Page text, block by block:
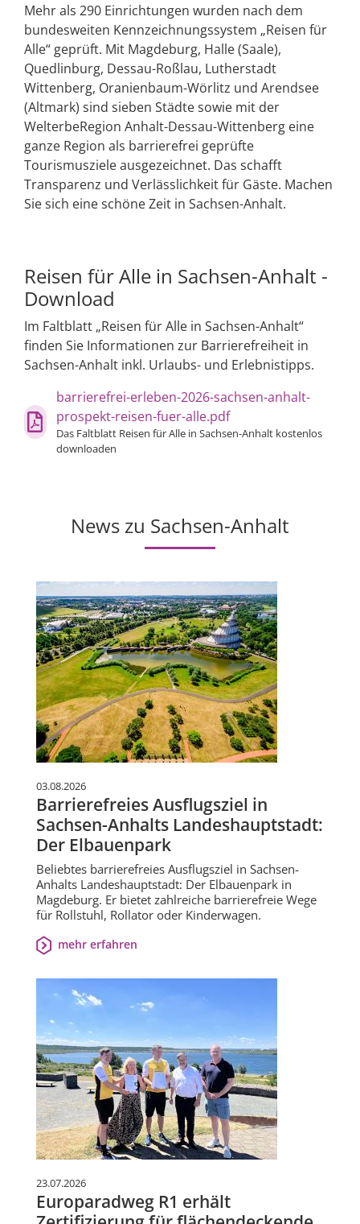
Mehr als 290 Einrichtungen wurden nach dem
bundesweiten Kennzeichnungssystem „Reisen für
Alle“ geprüft. Mit Magdeburg, Halle (Saale),
Quedlinburg, Dessau-Roßlau, Lutherstadt
Wittenberg, Oranienbaum-Wörlitz und Arendsee
(Altmark) sind sieben Städte sowie mit der
WelterbeRegion Anhalt-Dessau-Wittenberg eine
ganze Region als barrierefrei geprüfte
Tourismusziele ausgezeichnet. Das schafft
Transparenz und Verlässlichkeit für Gäste. Machen
Sie sich eine schöne Zeit in Sachsen-Anhalt.
Reisen für Alle in Sachsen-Anhalt -
Download
Im Faltblatt „Reisen für Alle in Sachsen-Anhalt“
finden Sie Informationen zur Barrierefreiheit in
Sachsen-Anhalt inkl. Urlaubs- und Erlebnistipps.
barrierefrei-erleben-2026-sachsen-anhalt-
prospekt-reisen-fuer-alle.pdf
Das Faltblatt Reisen für Alle in Sachsen-Anhalt kostenlos
downloaden
News zu Sachsen-Anhalt
03.08.2026
Barrierefreies Ausflugsziel in
Sachsen-Anhalts Landeshauptstadt:
Der Elbauenpark
Beliebtes barrierefreies Ausflugsziel in Sachsen-
Anhalts Landeshauptstadt: Der Elbauenpark in
Magdeburg. Er bietet zahlreiche barrierefreie Wege
für Rollstuhl, Rollator oder Kinderwagen.
mehr erfahren
23.07.2026
Europaradweg R1 erhält